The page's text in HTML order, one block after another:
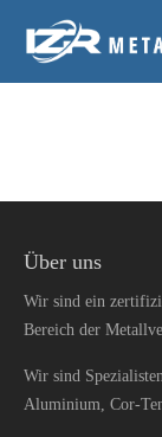
Über uns
Wir sind ein
Bereich der
Wir sind
Aluminium, Cor-